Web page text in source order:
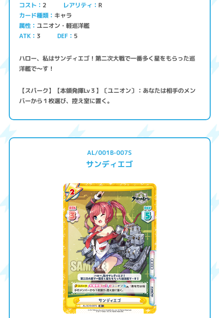
コスト 2 レアリティ R
カード種類 キャラ
属性 ユニオン・軽巡洋艦
ATK 3 DEF 5
ハロー、私はサンディエゴ！第二次大戦で一番多く星をもらった巡
洋艦で～す！
【スパーク】【本領発揮Lv３】〔ユニオン〕：あなたは相手のメン
バーから１枚選び、控え室に置く。
AL/001B-007S
サンディエゴ